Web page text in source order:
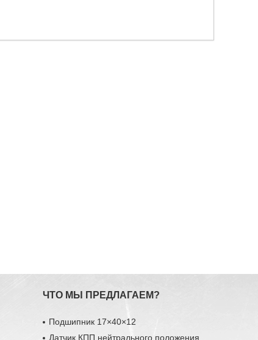
ЧТО МЫ ПРЕДЛАГАЕМ?
Подшипник 17×40×12
Датчик КПП нейтрального положения